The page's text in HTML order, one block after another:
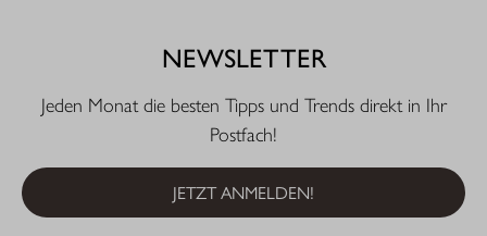
NEWSLETTER
Jeden Monat die besten Tipps und Trends direkt in Ihr
Postfach!
JETZT ANMELDEN!